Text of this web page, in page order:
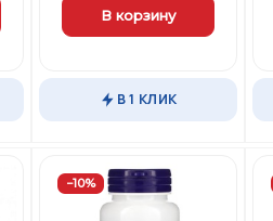
В корзину
В 1 КЛИК
−10%